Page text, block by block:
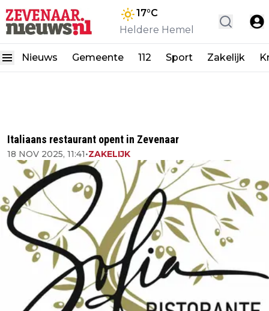
17°C
Heldere Hemel
Nieuws Gemeente 112 Sport Zakelijk
Italiaans restaurant opent in Zevenaar
18 NOV 2025, 11:41•ZAKELIJK